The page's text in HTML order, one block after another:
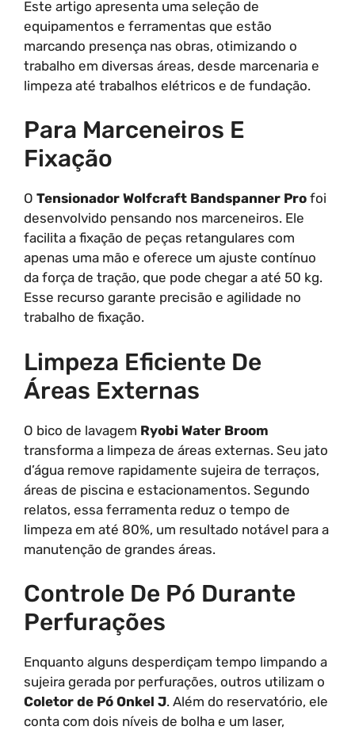
Este artigo apresenta uma seleção de
equipamentos e ferramentas que estão
marcando presença nas obras, otimizando o
trabalho em diversas áreas, desde marcenaria e
limpeza até trabalhos elétricos e de fundação.
Para Marceneiros E
Fixação
O Tensionador Wolfcraft Bandspanner Pro foi
desenvolvido pensando nos marceneiros. Ele
facilita a fixação de peças retangulares com
apenas uma mão e oferece um ajuste contínuo
da força de tração, que pode chegar a até 50 kg.
Esse recurso garante precisão e agilidade no
trabalho de fixação.
Limpeza Eficiente De
Áreas Externas
O bico de lavagem Ryobi Water Broom
transforma a limpeza de áreas externas. Seu jato
d’água remove rapidamente sujeira de terraços,
áreas de piscina e estacionamentos. Segundo
relatos, essa ferramenta reduz o tempo de
limpeza em até 80%, um resultado notável para a
manutenção de grandes áreas.
Controle De Pó Durante
Perfurações
Enquanto alguns desperdiçam tempo limpando a
sujeira gerada por perfurações, outros utilizam o
Coletor de Pó Onkel J. Além do reservatório, ele
conta com dois níveis de bolha e um laser,